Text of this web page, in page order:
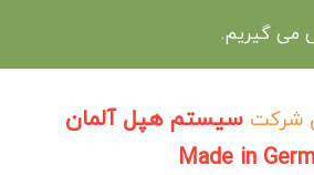
می گیریم.
شرکت سیستم هپل آلمان
Made in